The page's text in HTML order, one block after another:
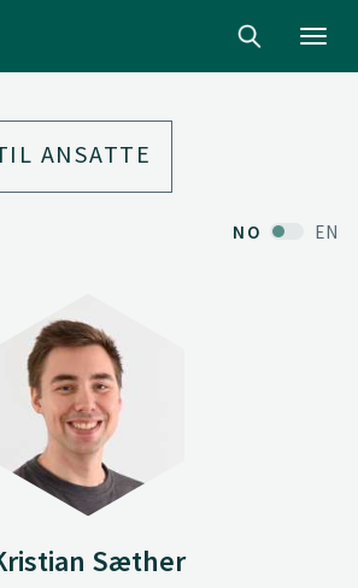
ANSATTE
NO EN
Sæther